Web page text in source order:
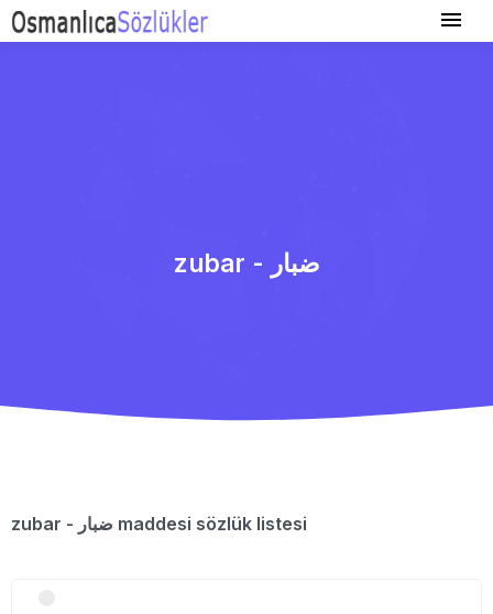
zubar - ضبار
zubar - ضبار maddesi sözlük listesi